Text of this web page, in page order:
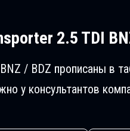
2.5 TDI
/ BDZ прописаны в
у консультантов